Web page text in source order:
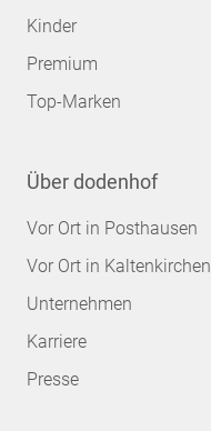
Kinder
Premium
Top-Marken
Über dodenhof
Vor Ort in Posthausen
Vor Ort in Kaltenkirchen
Unternehmen
Karriere
Presse